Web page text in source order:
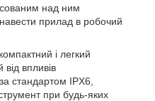
над ним
прилад в робочий
компактний і легкий
впливів
стандартом IPX6,
при будь-яких